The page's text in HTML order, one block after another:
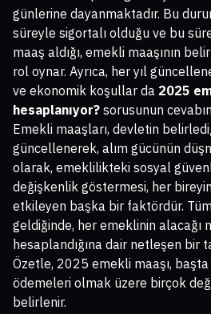
günlerine dayanmaktadır. Bu
süreyle sigortalı olduğu ve bu
maaş aldığı, emekli maaşının
rol oynar. Ayrıca, her yıl
ve ekonomik koşullar da 2025
hesaplanıyor? sorusunun
Emekli maaşları, devletin
güncellenerek, alım gücünün
olarak, emeklilikteki sosyal
değişkenlik göstermesi, her
etkileyen başka bir faktördür.
geldiğinde, her emeklinin alacağı
hesaplandığına dair netleşen bir
Özetle, 2025 emekli maaşı,
ödemeleri olmak üzere birçok
belirlenir.